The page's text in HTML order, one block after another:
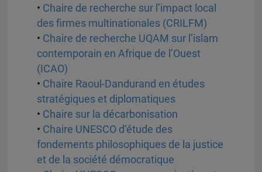
• Chaire de recherche sur l’impact local
des firmes multinationales (CRILFM)
• Chaire de recherche UQAM sur l’islam
contemporain en Afrique de l’Ouest
(ICAO)
• Chaire Raoul-Dandurand en études
stratégiques et diplomatiques
• Chaire sur la décarbonisation
• Chaire UNESCO d’étude des
fondements philosophiques de la justice
et de la société démocratique